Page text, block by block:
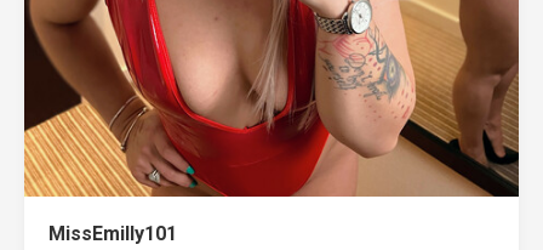
MissEmilly101